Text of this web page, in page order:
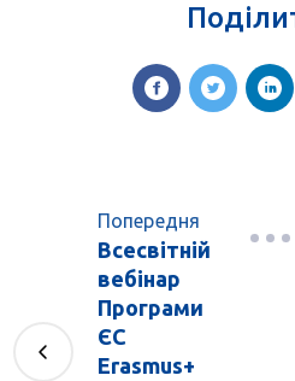
Попередня
Всесвітній
вебінар
Програми
ЄС
Erasmus+